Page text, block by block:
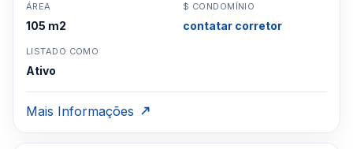
ÁREA
105 m2
$ CONDOMÍNIO
contatar corretor
LISTADO COMO
Ativo
Mais Informações